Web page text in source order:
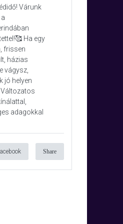
Várunk
Ha egy
frissen
házias
vágysz,
jó helyen
adagokkal
Share